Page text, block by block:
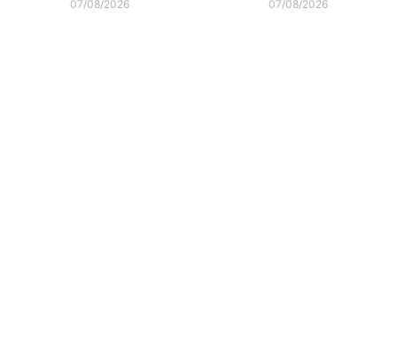
interditam cruzamento
07/08/2026
neste domingo na Arena
07/08/2026